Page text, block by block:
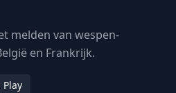
melden van wespen-
en Frankrijk.
Play